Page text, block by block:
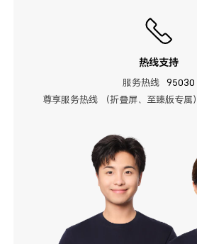
热线支持
服务热线
95030
尊享服务热线 （折叠屏、至臻版专属）